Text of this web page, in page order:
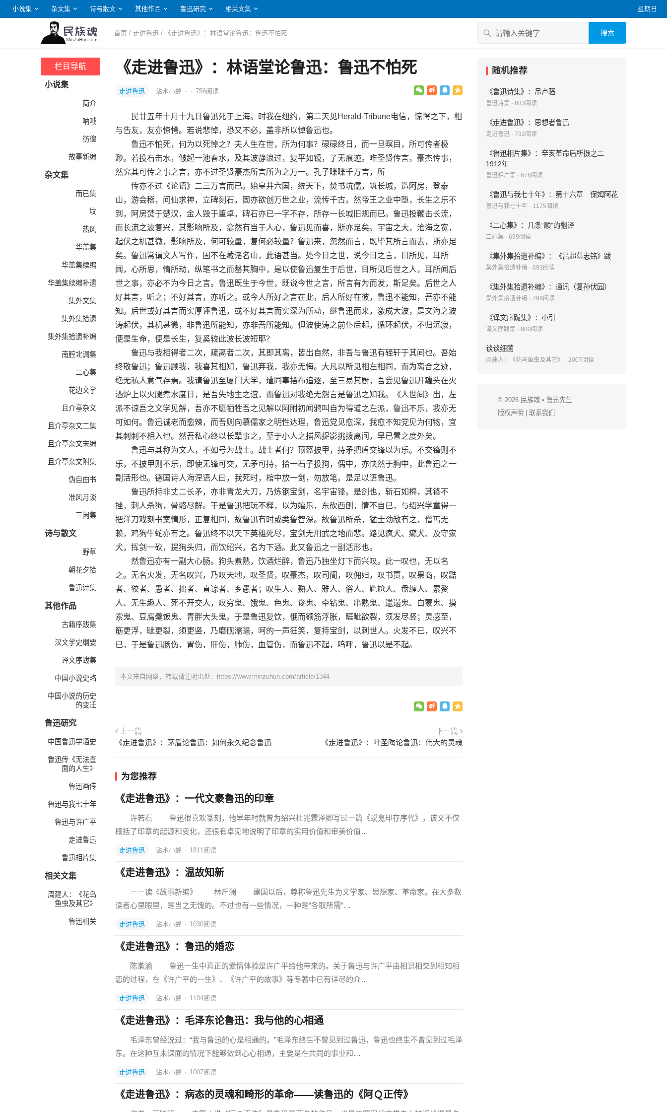
小说集 杂文集 诗与散文 其他作品 鲁迅研究 相关文集 星期日
首页 / 走进鲁迅 / 《走进鲁迅》：林语堂论鲁迅：鲁迅不怕死 搜索
栏目导航
小说集
简介
呐喊
彷徨
故事新编
杂文集
而已集
坟
热风
华盖集
华盖集续编
华盖集续编补遗
集外文集
集外集拾遗
集外集拾遗补编
南腔北调集
二心集
花边文学
且介亭杂文
且介亭杂文二集
且介亭杂文末编
且介亭杂文附集
伪自由书
准风月谈
三闲集
诗与散文
野草
朝花夕拾
鲁迅诗集
其他作品
古籍序跋集
汉文学史纲要
译文序跋集
中国小说史略
中国小说的历史
的变迁
鲁迅研究
中国鲁迅学通史
鲁迅传《无法直
面的人生》
鲁迅画传
鲁迅与我七十年
鲁迅与许广平
走进鲁迅
鲁迅相片集
相关文集
周建人：《花鸟
鱼虫及其它》
鲁迅相关
《走进鲁迅》：林语堂论鲁迅：鲁迅不怕死
走进鲁迅 沾水小蜂 · · 756阅读
民廿五年十月十九日鲁迅死于上海。时我在纽约，第二天见Herald-Tribune电信，惊愕之下，相
与告友，友亦惊愕。若说悲悼，恐又不必，盖非所以悼鲁迅也。
鲁迅不怕死，何为以死悼之？夫人生在世，所为何事？碌碌终日，而一旦暝目，所可传者极
渺。若投石击水，皱起一池春水，及其波静浪过，复平如镜，了无痕迹。唯圣贤传言，豪杰传事，
然究其可传之事之言，亦不过圣贤豪杰所言所为之万一。孔子喋喋千万言，所
传亦不过《论语》二三万言而已。始皇并六国，统天下，焚书坑儒，筑长城，造阿房，登泰
山，游会稽，问仙求神，立碑刻石，固亦欲创万世之业，流传千古。然帝王之业中堕，长生之乐不
到，阿房焚于楚汉，金人毁于董卓，碑石亦已一字不存，所存一长城旧规而已。鲁迅投鞭击长流，
而长流之波复兴，其影响所及，翕然有当于人心，鲁迅见而喜，斯亦足矣。宇宙之大，沧海之宽，
起伏之机甚微，影响所及，何可较量，复何必较量？鲁迅来，忽然而言，既毕其所言而去，斯亦足
矣。鲁迅常谓文人写作，固不在藏诸名山，此语甚当。处今日之世，说今日之言，目所见，耳所
闻，心所思，情所动，纵笔书之而罄其胸中，是以使鲁迅复生于后世，目所见后世之人，耳所闻后
世之事，亦必不为今日之言。鲁迅既生于今世，既说今世之言，所言有为而发，斯足矣。后世之人
好其言，听之；不好其言，亦听之。或今人所好之言在此，后人所好在彼，鲁迅不能知，吾亦不能
知。后世或好其言而实厚诬鲁迅，或不好其言而实深为所动，继鲁迅而来，激成大波，是文海之波
涛起伏，其机甚微，非鲁迅所能知，亦非吾所能知。但波使涛之前仆后起，循环起伏，不归沉寂，
便是生命，便是长生，复奚较此波长波短耶？
鲁迅与我相得者二次，疏离者二次，其即其离，皆出自然，非吾与鲁迅有轾轩于其间也。吾始
终敬鲁迅；鲁迅顾我，我喜其相知，鲁迅弃我，我亦无悔。大凡以所见相左相同，而为离合之迹，
绝无私人意气存焉。我请鲁迅至厦门大学，遭同事摆布追逐，至三易其厨，吾尝见鲁迅开罐头在火
酒炉上以火腿煮水度日，是吾失地主之谊，而鲁迅对我绝无怨言是鲁迅之知我。《人世间》出，左
派不谅吾之文学见解，吾亦不愿牺牲吾之见解以阿附初闻鸦叫自为得道之左派，鲁迅不乐，我亦无
可如何。鲁迅诚老而愈辣，而吾则向慕儒家之明性达理，鲁迅党见愈深，我愈不知党见为何物，宜
其刺刺不相入也。然吾私心终以长辈事之，至于小人之捕风捉影挑拨离间，早已置之度外矣。
鲁迅与其称为文人，不如号为战士。战士者何？顶盔披甲，持矛把盾交锋以为乐。不交锋则不
乐，不披甲则不乐，即使无锋可交，无矛可持，拾一石子投狗，偶中，亦快然于胸中，此鲁迅之一
副活形也。德国诗人海涅语人曰，我死时，棺中放一剑，勿放笔。是足以语鲁迅。
鲁迅所持非丈二长矛，亦非青龙大刀，乃炼钢宝剑，名宇宙锋。是剑也，斩石如棉，其锋不
挫，刺人杀狗，骨骼尽解。于是鲁迅把玩不释，以为嬉乐，东砍西刨，情不自已，与绍兴学童得一
把洋刀戏刻书案情形，正复相同，故鲁迅有时或类鲁智深。故鲁迅所杀，猛士劲敌有之，僧丐无
赖，鸡狗牛蛇亦有之。鲁迅终不以天下英雄死尽，宝剑无用武之地而悲。路见疯犬、癞犬、及守家
犬，挥剑一砍，提狗头归，而饮绍兴，名为下酒。此又鲁迅之一副活形也。
然鲁迅亦有一副大心肠。狗头煮熟，饮酒烂醉，鲁迅乃独坐灯下而兴叹。此一叹也，无以名
之。无名火发，无名叹兴，乃叹天地，叹圣贤，叹豪杰，叹司阍，叹佣妇，叹书贾，叹果商，叹黠
者、狡者、愚者、拙者、直谅者、乡愚者；叹生人、熟人、雅人、俗人、尴尬人、盘缠人、累赘
人、无生趣人、死不开交人，叹穷鬼、饿鬼、色鬼、谗鬼、牵钻鬼、串熟鬼、邋遢鬼、白蒙鬼、摸
索鬼、豆腐羹饭鬼、青胖大头鬼。于是鲁迅复饮，俄而额筋浮胀，睚眦欲裂，须发尽竖；灵感至，
筋更浮，眦更裂，须更竖，乃磨砚濡毫，呵的一声狂笑，复持宝剑，以刺世人。火发不已，叹兴不
已，于是鲁迅肠伤，胃伤，肝伤，肺伤，血管伤，而鲁迅不起，呜呼，鲁迅以是不起。
本文来自网络，转载请注明出处： https://www.minzuhun.com/article/1344
上一篇
《走进鲁迅》：茅盾论鲁迅：如何永久纪念鲁迅
下一篇
《走进鲁迅》：叶圣陶论鲁迅：伟大的灵魂
为您推荐
《走进鲁迅》：一代文豪鲁迅的印章
许若石 鲁迅很喜欢篆刻，他早年时就曾为绍兴杜兆霖泽卿写过一篇《蜕龛印存序代》，该文不仅
概括了印章的起源和变化，还很有卓见地说明了印章的实用价值和审美价值…
走进鲁迅 沾水小蜂 · 1811阅读
《走进鲁迅》：温故知新
－－读《故事新编》 林斤澜 建国以后，尊称鲁迅先生为文学家、思想家、革命家。在大多数
读者心里眼里，是当之无愧的。不过也有一些情况，一种是“各取所需”…
走进鲁迅 沾水小蜂 · 1030阅读
《走进鲁迅》：鲁迅的婚恋
陈漱渝 鲁迅一生中真正的爱情体验是许广平给他带来的。关于鲁迅与许广平由相识相交到相知相
恋的过程，在《许广平的一生》、《许广平的故事》等专著中已有详尽的介…
走进鲁迅 沾水小蜂 · 1104阅读
《走进鲁迅》：毛泽东论鲁迅：我与他的心相通
毛泽东曾经说过：“我与鲁迅的心是相通的。”毛泽东终生不曾见到过鲁迅，鲁迅也终生不曾见到过毛泽
东。在这种互未谋面的情况下能够做到心心相通，主要是在共同的事业和…
走进鲁迅 沾水小蜂 · 1007阅读
《走进鲁迅》：病态的灵魂和畸形的革命——读鲁迅的《阿Ｑ正传》
随机推荐
《鲁迅诗集》：吊卢骚
鲁迅诗集 · 883阅读
《走进鲁迅》：思想者鲁迅
走进鲁迅 · 732阅读
《鲁迅相片集》：辛亥革命后所摄之二
1912年
鲁迅相片集 · 678阅读
《鲁迅与我七十年》：第十六章 保姆阿花
鲁迅与我七十年 · 1175阅读
《二心集》：几条“顺”的翻译
二心集 · 699阅读
《集外集拾遗补编》：《吕超墓志铭》跋
集外集拾遗补编 · 693阅读
《集外集拾遗补编》：通讯（复孙伏园）
集外集拾遗补编 · 799阅读
《译文序跋集》：小引
译文序跋集 · 800阅读
谈谈细菌
周建人：《花鸟鱼虫及其它》 · 2007阅读
© 2026 民族魂 • 鲁迅先生
版权声明
联系我们